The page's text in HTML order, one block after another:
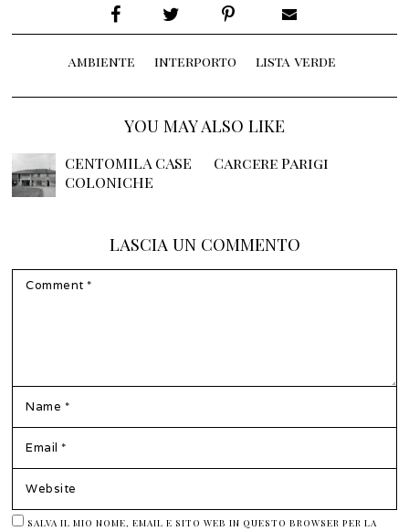
ambiente interporto lista verde
YOU MAY ALSO LIKE
CENTOMILA CASE
COLONICHE
Carcere Parigi
LASCIA UN COMMENTO
SALVA IL MIO NOME, EMAIL E SITO WEB IN QUESTO BROWSER PER LA